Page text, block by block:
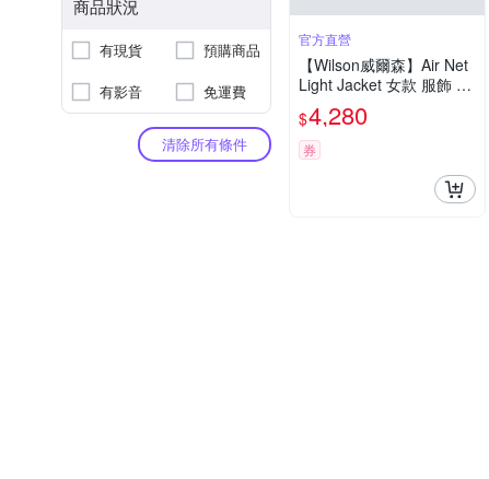
商品狀況
有現貨
預購商品
有影音
免運費
清除所有條件
官方直營
【Wilson威爾森】Air Net
Light Jacket 女款 服飾 外
套 暮藍色
$4,280
券